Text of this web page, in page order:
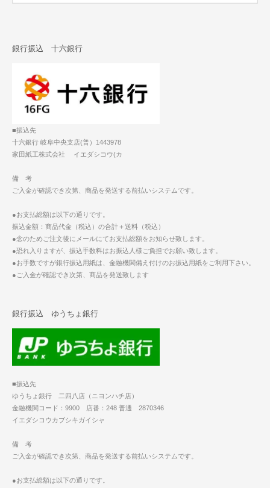
銀行振込 十六銀行
■振込先
十六銀行 岐阜中央支店(普）1443978
家田紙工株式会社 イエダシコウ(カ
備 考
ご入金が確認でき次第、商品を発送する前払いシステムです。
●お支払総額は以下の通りです。
振込金額：商品代金（税込）の合計＋送料（税込）
●念のためご注文後にメールにてお支払総額をお知らせ致します。
●恐れ入りますが、振込手数料はお振込人様ご負担でお願い致します。
●お手数ですが銀行振込用紙は、金融機関備え付けのお振込用紙をご利用下さい。
●ご入金が確認でき次第、商品を発送致します
銀行振込 ゆうちょ銀行
■振込先
ゆうちょ銀行 二四八店（ニヨンハチ店）
金融機関コード：9900 店番：248 普通 2870346
イエダシコウカブシキガイシャ
備 考
ご入金が確認でき次第、商品を発送する前払いシステムです。
●お支払総額は以下の通りです。